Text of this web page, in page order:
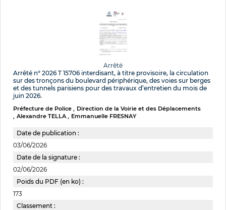
Arrêté
Arrêté n° 2026 T 15706 interdisant, à titre provisoire, la circulation
sur des tronçons du boulevard périphérique, des voies sur berges
et des tunnels parisiens pour des travaux d’entretien du mois de
juin 2026.
Préfecture de Police
Direction de la Voirie et des Déplacements
Alexandre TELLA
Emmanuelle FRESNAY
Date de publication :
03/06/2026
Date de la signature :
02/06/2026
Poids du PDF (en ko) :
173
Classement :